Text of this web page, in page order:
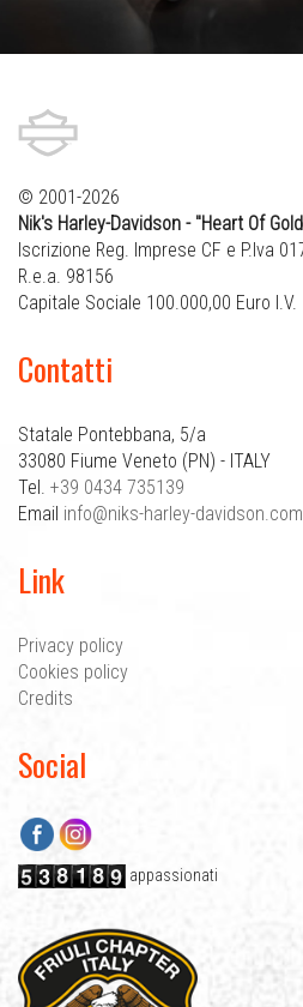
© 2001-2026
Nik's Harley-Davidson - "Heart Of
Iscrizione Reg. Imprese CF e P.Iva
R.e.a. 98156
Capitale Sociale 100.000,00 Euro I.V.
Contatti
Statale Pontebbana, 5/a
33080 Fiume Veneto (PN) - ITALY
Tel. +39 0434 735139
Email info@niks-harley-davidson.com
Link
Privacy policy
Cookies policy
Credits
Social
Facebook
appassionati